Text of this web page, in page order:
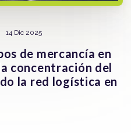
14 Dic 2025
de mercancía en
concentración del
la red logística en